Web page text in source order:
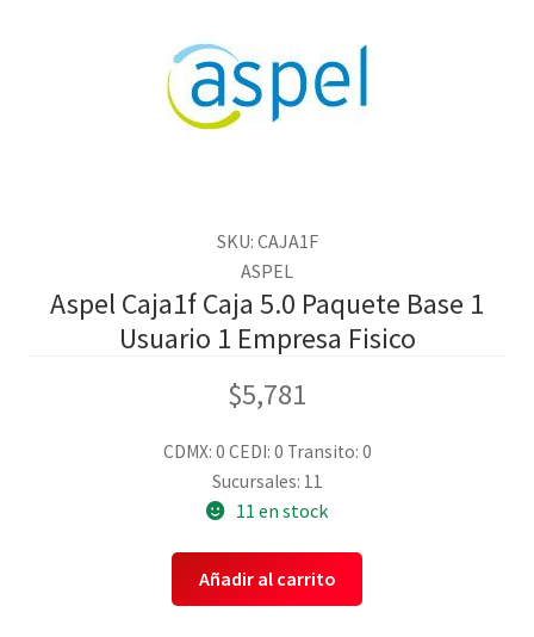
SKU: CAJA1F
ASPEL
Aspel Caja1f Caja 5.0 Paquete Base 1
Usuario 1 Empresa Fisico
$5,781
CDMX: 0 CEDI: 0 Transito: 0
Sucursales: 11
11 en stock
Añadir al carrito